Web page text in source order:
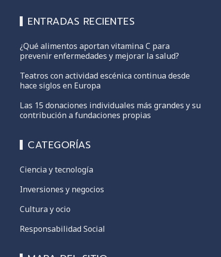
ENTRADAS RECIENTES
¿Qué alimentos aportan vitamina C para
prevenir enfermedades y mejorar la salud?
Teatros con actividad escénica continua desde
hace siglos en Europa
Las 15 donaciones individuales más grandes y su
contribución a fundaciones propias
CATEGORÍAS
Ciencia y tecnología
Inversiones y negocios
Cultura y ocio
Responsabilidad Social